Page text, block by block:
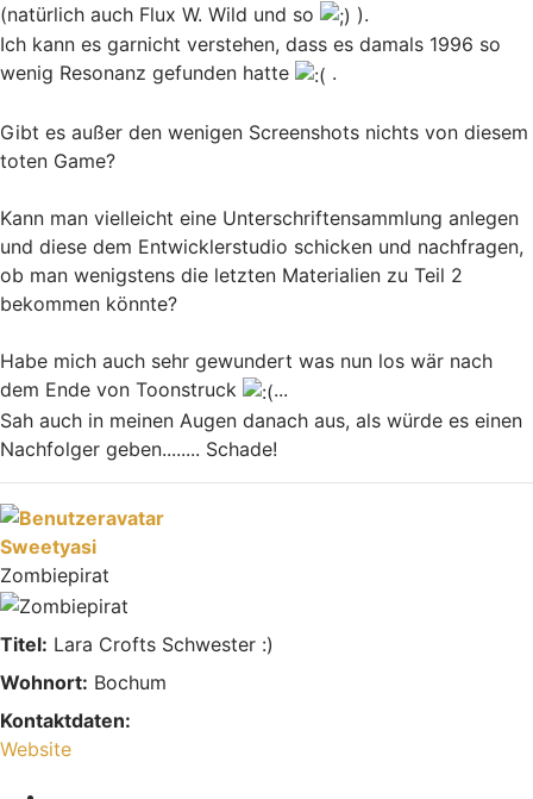
(natürlich auch Flux W. Wild und so
).
Ich kann es garnicht verstehen, dass es damals 1996 so
wenig Resonanz gefunden hatte
.
Gibt es außer den wenigen Screenshots nichts von diesem
toten Game?
Kann man vielleicht eine Unterschriftensammlung anlegen
und diese dem Entwicklerstudio schicken und nachfragen,
ob man wenigstens die letzten Materialien zu Teil 2
bekommen könnte?
Habe mich auch sehr gewundert was nun los wär nach
dem Ende von Toonstruck
...
Sah auch in meinen Augen danach aus, als würde es einen
Nachfolger geben........ Schade!
Sweetyasi
Zombiepirat
Titel: Lara Crofts Schwester :)
Wohnort: Bochum
Kontaktdaten:
Kontaktdaten von Sweetyasi
Website